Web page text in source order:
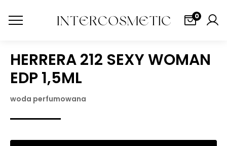
0
HERRERA 212 SEXY WOMAN
EDP 1,5ML
woda perfumowana